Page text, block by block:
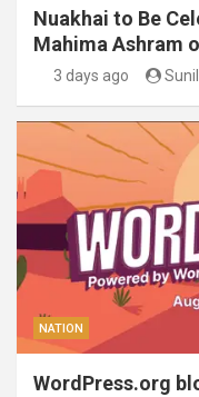
Nuakhai to Be
Mahima Ashram
3 days ago
NATION
WordPress.org